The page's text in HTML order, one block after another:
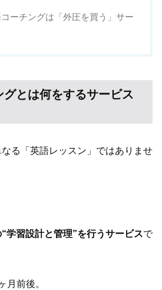
ーチングは「外圧を買う」サー
とは何をするサービス
る「英語レッスン」ではありませ
学習設計と管理”を行うサービスで
月前後。